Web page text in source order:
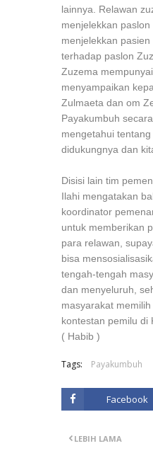
lainnya. Relawan
menjelekkan
menjelekkan
terhadap paslon
Zuzema
menyampaikan
Zulmaeta dan om
Payakumbuh
mengetahui
didukungnya dan
Disisi lain tim
Ilahi mengatakan
koordinator
untuk memberikan
para relawan,
bisa
tengah-tengah
dan menyeluruh,
masyarakat
kontestan pemilu di
( Habib )
Tags: Payakumbuh
Facebook
LEBIH LAMA